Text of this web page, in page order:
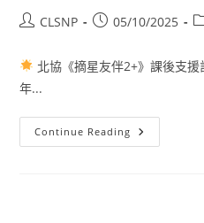
CLSNP 05/10/2025
北協《摘星友伴2+》課後支援
年...
Continue Reading